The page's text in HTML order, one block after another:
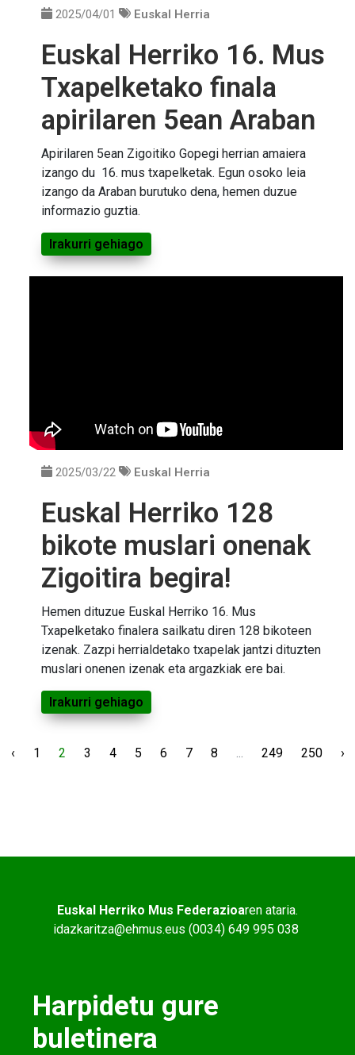
2025/04/01 Euskal Herria
Euskal Herriko 16. Mus
Txapelketako finala
apirilaren 5ean Araban
Apirilaren 5ean Zigoitiko Gopegi herrian amaiera
izango du 16. mus txapelketak. Egun osoko leia
izango da Araban burutuko dena, hemen duzue
informazio guztia.
Irakurri gehiago
2025/03/22 Euskal Herria
Euskal Herriko 128
bikote muslari onenak
Zigoitira begira!
Hemen dituzue Euskal Herriko 16. Mus
Txapelketako finalera sailkatu diren 128 bikoteen
izenak. Zazpi herrialdetako txapelak jantzi dituzten
muslari onenen izenak eta argazkiak ere bai.
Irakurri gehiago
‹ 1 2 3 4 5 6 7 8 249 250 ›
Euskal Herriko Mus Federazioaren ataria.
idazkaritza@ehmus.eus (0034) 649 995 038
Harpidetu gure
buletinera